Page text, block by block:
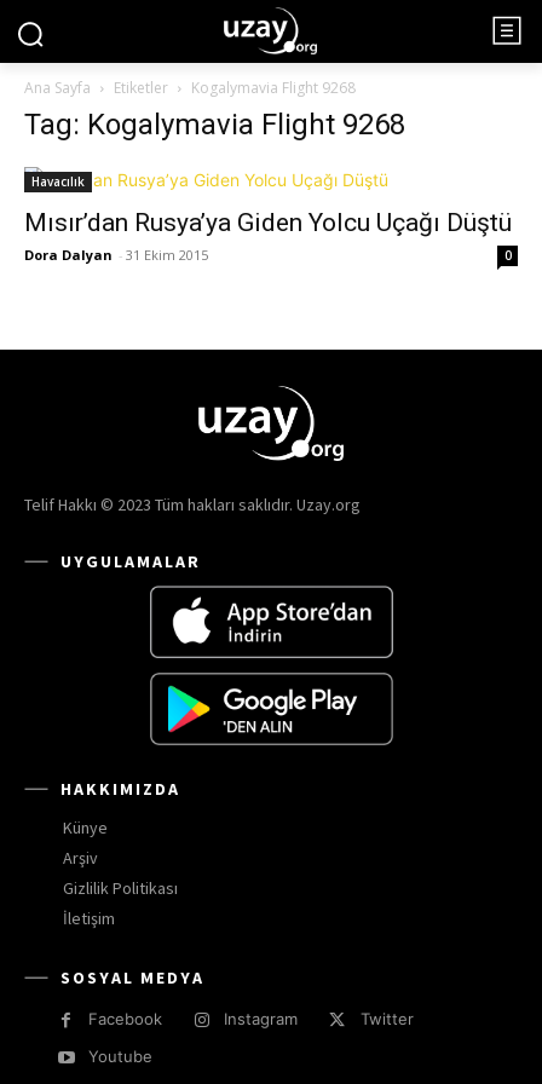
Ana Sayfa Etiketler Kogalymavia Flight 9268
Tag: Kogalymavia Flight 9268
Havacılık
Mısır’dan Rusya’ya Giden Yolcu Uçağı Düştü
Dora Dalyan - 31 Ekim 2015 0
Telif Hakkı © 2023 Tüm hakları saklıdır. Uzay.org
UYGULAMALAR
HAKKIMIZDA
Künye
Arşiv
Gizlilik Politikası
İletişim
SOSYAL MEDYA
Facebook Instagram
Twitter
Youtube